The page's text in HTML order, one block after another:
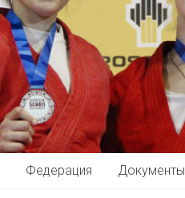
Федерация Документы